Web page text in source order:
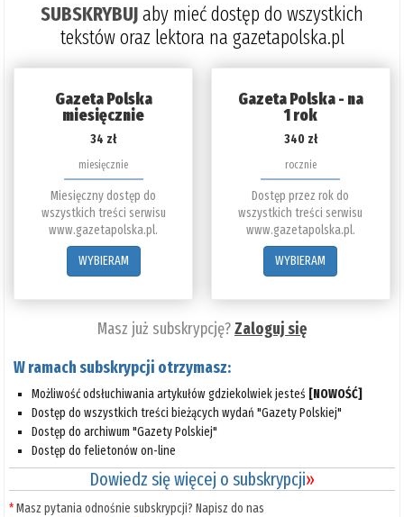
SUBSKRYBUJaby mieć dostęp do wszystkich
tekstów oraz lektora na gazetapolska.pl
Gazeta Polska
miesięcznie
34 zł
miesięcznie
Miesięczny dostęp do
wszystkich treści serwisu
www.gazetapolska.pl.
WYBIERAM
Gazeta Polska - na
1 rok
340 zł
rocznie
Dostęp przez rok do
wszystkich treści serwisu
www.gazetapolska.pl.
WYBIERAM
Masz już subskrypcję?Zaloguj się
W ramach subskrypcji otrzymasz:
Możliwość odsłuchiwania artykułów gdziekolwiek jesteś [NOWOŚĆ]
Dostęp do wszystkich treści bieżących wydań "Gazety Polskiej"
Dostęp do archiwum "Gazety Polskiej"
Dostęp do felietonów on-line
Dowiedz się więcej o subskrypcji»
*Masz pytania odnośnie subskrypcji? Napisz do nas